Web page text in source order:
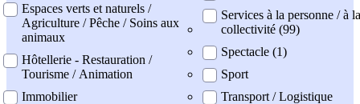
Espaces verts et naturels /
Agriculture / Pêche / Soins aux
animaux
Hôtellerie - Restauration /
Tourisme / Animation
Immobilier
Services à la personne / à la
collectivité (99)
Spectacle (1)
Sport
Transport / Logistique